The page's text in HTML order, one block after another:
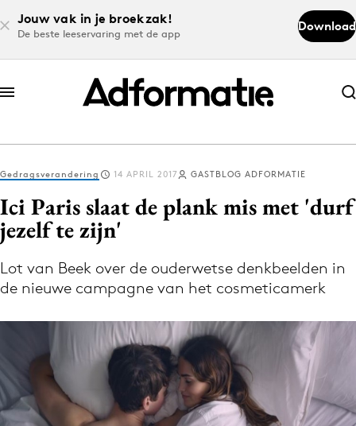
Jouw vak in je broekzak!
De beste leeservaring met de app
Download
Abonneer nu
Abonneer nu
Log in
Volg het laatste nieuws via de Adformatie
Nieuws app
Menu
Gedragsverandering 14 APRIL 2017 GASTBLOG ADFORMATIE
Ici Paris slaat de plank mis met 'durf
jezelf te zijn'
Lot van Beek over de ouderwetse denkbeelden in
de nieuwe campagne van het cosmeticamerk